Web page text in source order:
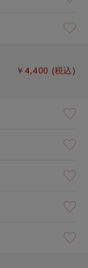
￥4,400 (税込)